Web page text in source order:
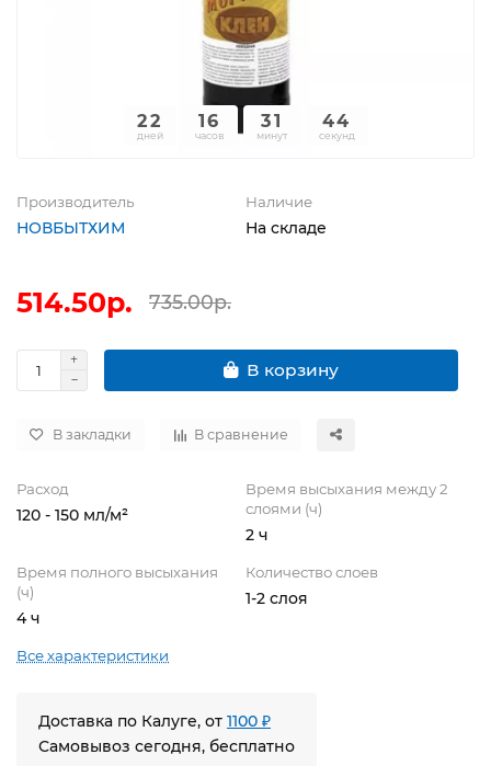
22
дней
16
часов
31
минут
44
секунд
Производитель
НОВБЫТХИМ
Наличие
На складе
514.50р. 735.00р.
В корзину
В закладки В сравнение
Расход
120 - 150 мл/м²
Время высыхания между 2
слоями (ч)
2 ч
Время полного высыхания
(ч)
4 ч
Количество слоев
1-2 слоя
Все характеристики
Доставка по Калуге, от 1100 ₽
Самовывоз сегодня, бесплатно